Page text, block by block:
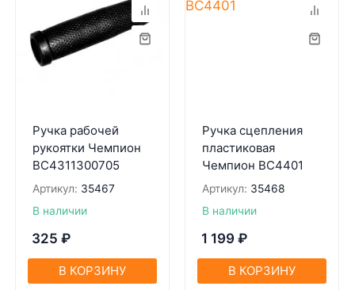
Ручка рабочей
рукоятки Чемпион
BC4311300705
Артикул: 35467
В наличии
325 ₽
В КОРЗИНУ
Ручка сцепления
пластиковая
Чемпион BC4401
Артикул: 35468
В наличии
1 199 ₽
В КОРЗИНУ